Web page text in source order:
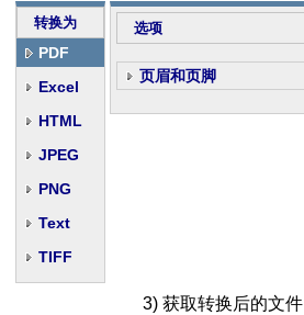
转换为
PDF
Excel
HTML
JPEG
PNG
Text
TIFF
选项
页眉和页脚
3) 获取转换后的文件